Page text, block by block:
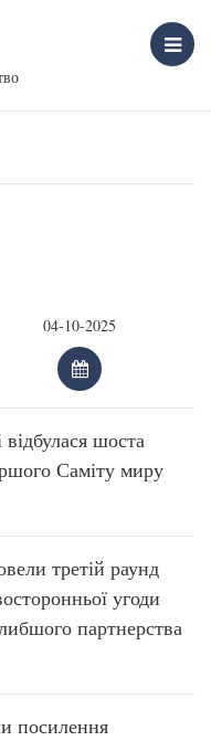
відбулася шоста
Саміту миру
третій раунд
угоди
партнерства
посилення